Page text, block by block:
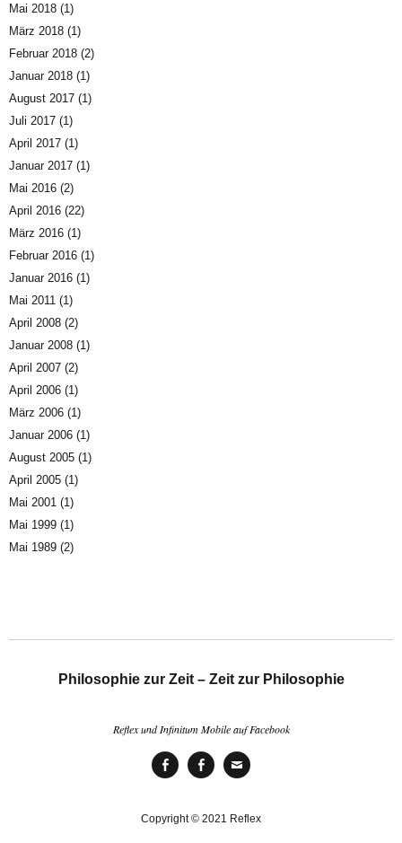
Mai 2018 (1)
März 2018 (1)
Februar 2018 (2)
Januar 2018 (1)
August 2017 (1)
Juli 2017 (1)
April 2017 (1)
Januar 2017 (1)
Mai 2016 (2)
April 2016 (22)
März 2016 (1)
Februar 2016 (1)
Januar 2016 (1)
Mai 2011 (1)
April 2008 (2)
Januar 2008 (1)
April 2007 (2)
April 2006 (1)
März 2006 (1)
Januar 2006 (1)
August 2005 (1)
April 2005 (1)
Mai 2001 (1)
Mai 1999 (1)
Mai 1989 (2)
Philosophie zur Zeit – Zeit zur Philosophie
Reflex und Infinitum Mobile auf Facebook
Reflex
Facebook
Infinitum
bei
Facebook
Mail
Gerhard
Stamer
Copyright © 2021 Reflex